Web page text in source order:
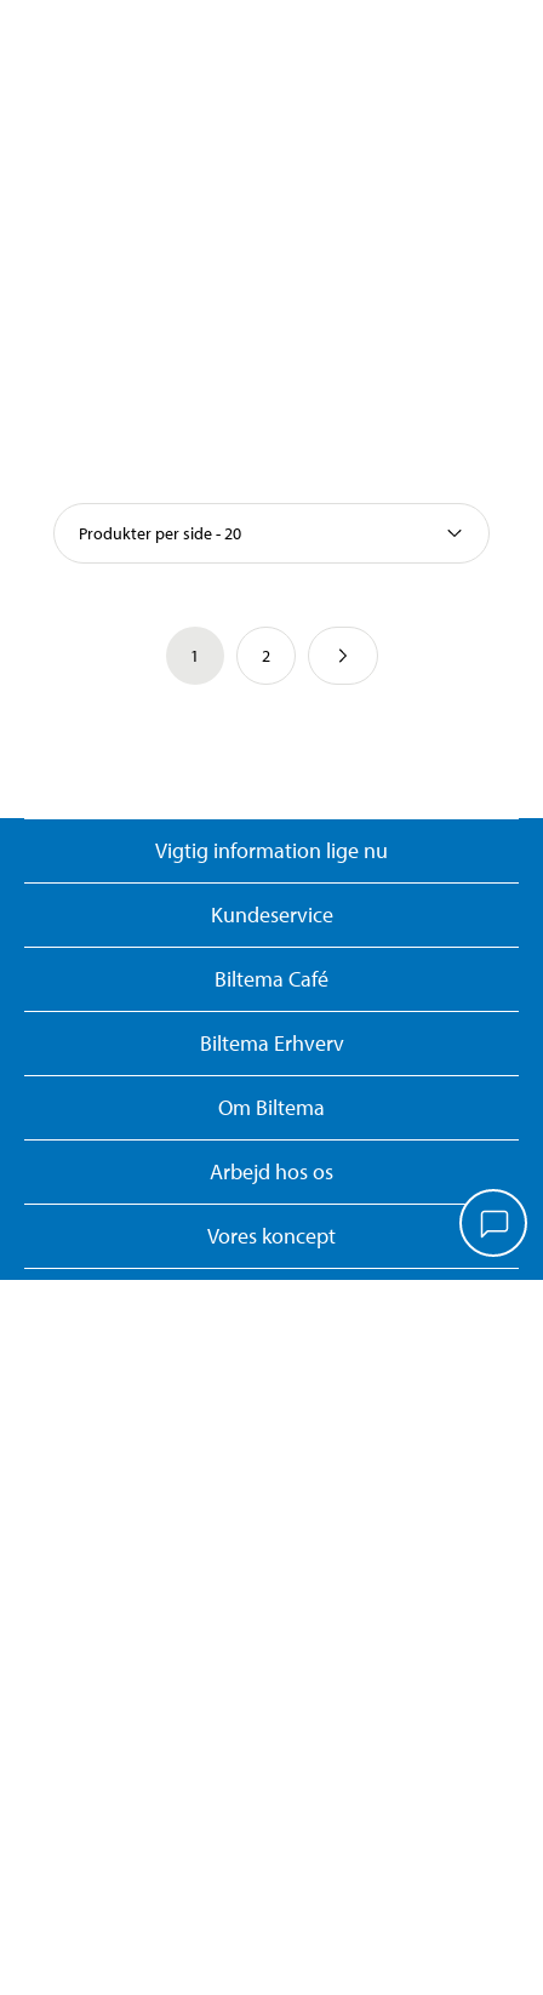
Produkter per side - 20
1 2
Vigtig information lige nu
Kundeservice
Biltema Café
Biltema Erhverv
Om Biltema
Arbejd hos os
Vores koncept